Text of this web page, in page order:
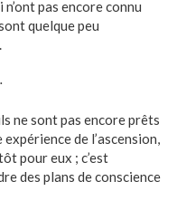
pas encore connu
quelque peu
ne sont pas encore prêts
de l’ascension,
pour eux ; c’est
des plans de conscience